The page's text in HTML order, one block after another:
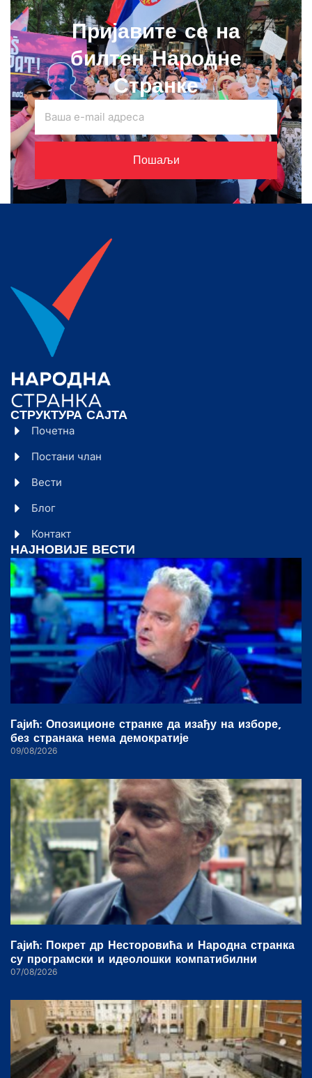
Пријавите се на
билтен Народне
Странке
Пошаљи
СТРУКТУРА САЈТА
Почетна
Постани члан
Вести
Блог
Контакт
НАЈНОВИЈЕ ВЕСТИ
Гајић: Опозиционе странке да изађу на изборе,
без странака нема демократије
09/08/2026
Гајић: Покрет др Несторовића и Народна странка
су програмски и идеолошки компатибилни
07/08/2026